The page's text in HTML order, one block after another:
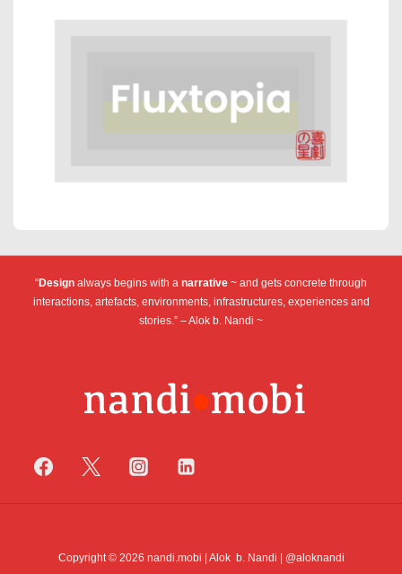
“Design always begins with a narrative ~ and gets concrete through
interactions, artefacts, environments, infrastructures, experiences and
stories.” – Alok b. Nandi ~
Copyright © 2026 nandi.mobi | Alok b. Nandi | @aloknandi